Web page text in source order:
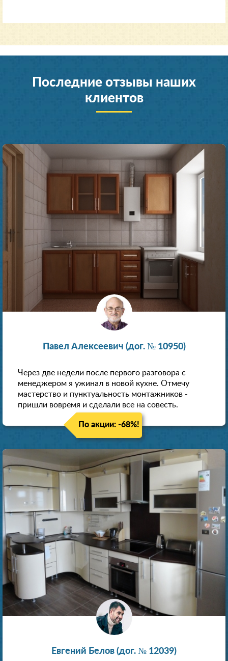
Последние отзывы наших
клиентов
Павел Алексеевич (дог. № 10950)
Через две недели после первого разговора с
менеджером я ужинал в новой кухне. Отмечу
мастерство и пунктуальность монтажников -
пришли вовремя и сделали все на совесть.
По акции: -68%!
Евгений Белов (дог. № 12039)